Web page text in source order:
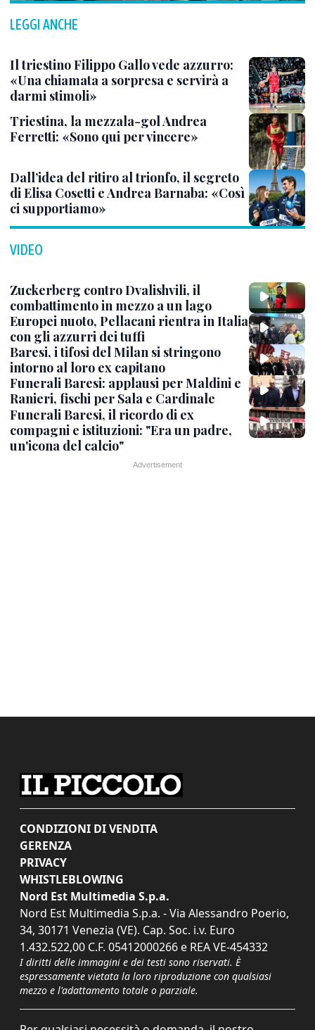
LEGGI ANCHE
Il triestino Filippo Gallo vede azzurro:
«Una chiamata a sorpresa e servirà a
darmi stimoli»
Triestina, la mezzala-gol Andrea
Ferretti: «Sono qui per vincere»
Dall’idea del ritiro al trionfo, il segreto
di Elisa Cosetti e Andrea Barnaba: «Così
ci supportiamo»
VIDEO
Zuckerberg contro Dvalishvili, il
combattimento in mezzo a un lago
Europei nuoto, Pellacani rientra in Italia
con gli azzurri dei tuffi
Baresi, i tifosi del Milan si stringono
intorno al loro ex capitano
Funerali Baresi: applausi per Maldini e
Ranieri, fischi per Sala e Cardinale
Funerali Baresi, il ricordo di ex
compagni e istituzioni: "Era un padre,
un'icona del calcio"
CONDIZIONI DI VENDITA
GERENZA
PRIVACY
WHISTLEBLOWING
Nord Est Multimedia S.p.a.
Nord Est Multimedia S.p.a. - Via Alessandro Poerio,
34, 30171 Venezia (VE). Cap. Soc. i.v. Euro
1.432.522,00 C.F. 05412000266 e REA VE-454332
I diritti delle immagini e dei testi sono riservati. È
espressamente vietata la loro riproduzione con qualsiasi
mezzo e l'adattamento totale o parziale.